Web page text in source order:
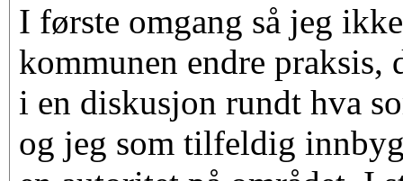
I første omgang så jeg
kommunen endre praksis,
i en diskusjon rundt hva
og jeg som tilfeldig